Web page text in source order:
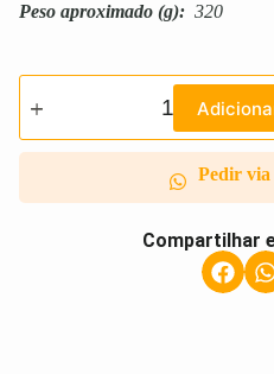
Peso aproximado (g): 320
Pedir
Compartilhar